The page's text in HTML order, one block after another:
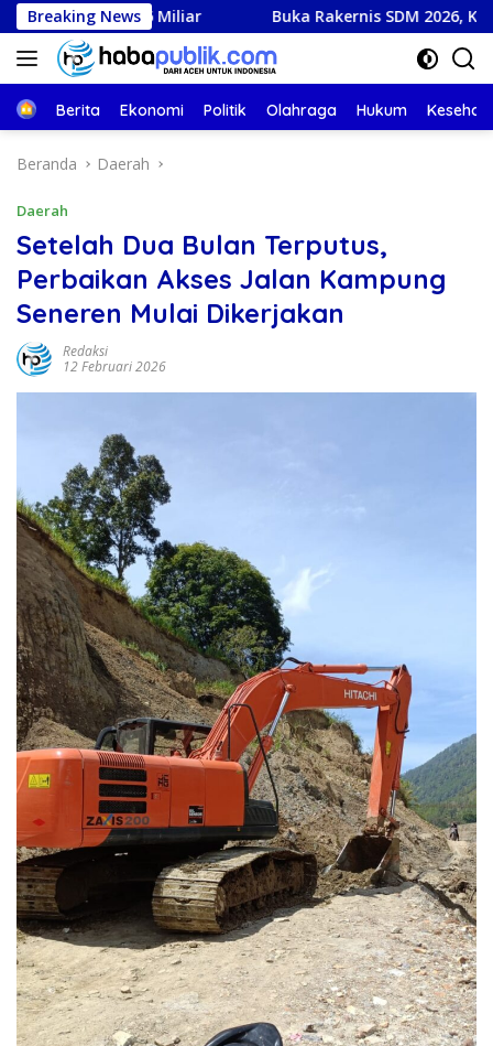
Langsung
ke
konten
Breaking News
Miliar Buka Rakernis SDM 2026, Kapolda Aceh
Beranda
Berita Ekonomi Politik Olahraga Hukum
Beranda Daerah
Daerah
Setelah Dua Bulan Terputus,
Perbaikan Akses Jalan Kampung
Seneren Mulai Dikerjakan
Redaksi
12 Februari 2026